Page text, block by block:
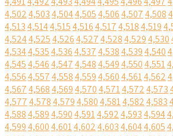
4,5024,5034,5044,5054,5064,5074,508
4,5134,5144,5154,5164,5174,5184,519
4,5244,5254,5264,5274,5284,5294,530
4,5344,5354,5364,5374,5384,5394,540
4,5454,5464,5474,5484,5494,5504,551
4,5564,5574,5584,5594,5604,5614,562
4,5674,5684,5694,5704,5714,5724,573
4,5774,5784,5794,5804,5814,5824,583
4,5884,5894,5904,5914,5924,5934,594
4,5994,6004,6014,6024,6034,6044,605